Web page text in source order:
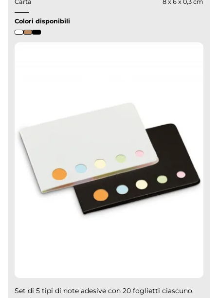
Carta
8 x 6 x 0,3 cm
Colori disponibili
Set di 5 tipi di note adesive con 20 foglietti ciascuno.